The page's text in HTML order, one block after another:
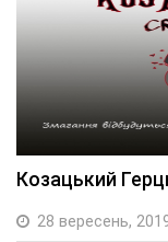
Козацький
28 вересень,